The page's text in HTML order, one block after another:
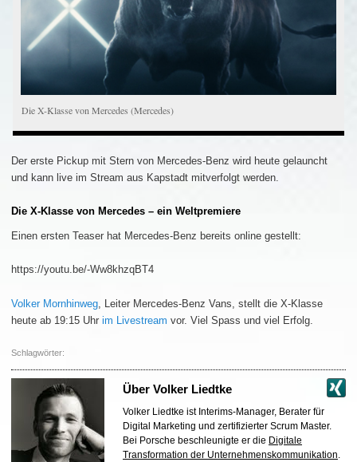
Die X-Klasse von Mercedes (Mercedes)
Der erste Pickup mit Stern von Mercedes-Benz wird heute gelauncht
und kann live im Stream aus Kapstadt mitverfolgt werden.
Die X-Klasse von Mercedes – ein Weltpremiere
Einen ersten Teaser hat Mercedes-Benz bereits online gestellt:
https://youtu.be/-Ww8khzqBT4
Volker Mornhinweg , Leiter Mercedes-Benz Vans, stellt die X-Klasse
heute ab 19:15 Uhr im Livestream vor. Viel Spass und viel Erfolg.
Schlagwörter:
Über Volker Liedtke
Volker Liedtke ist Interims-Manager, Berater für
Digital Marketing und zertifizierter Scrum Master.
Bei Porsche beschleunigte er die Digitale
Transformation der Unternehmenskommunikation